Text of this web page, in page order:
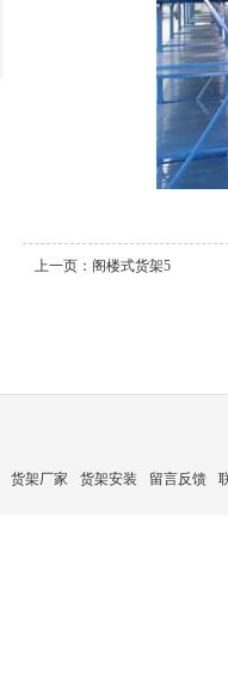
上一页： 阁楼式货架5
货架厂家 货架安装 留言反馈